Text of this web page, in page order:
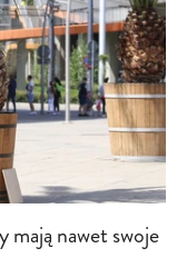
mają nawet swoje